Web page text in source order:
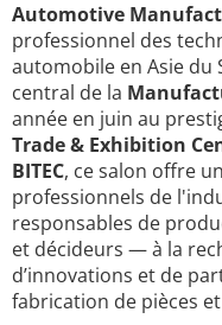
Automotive
professionnel des
automobile en Asie du
central de la
année en juin au
Trade & Exhibition
BITEC, ce salon offre
professionnels de
responsables de
et décideurs — à la
d’innovations et de
fabrication de pièces